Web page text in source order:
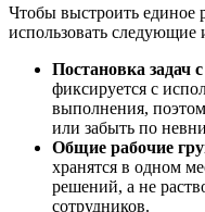
Чтобы выстроить единое
использовать
Постановка задач
фиксируется с
выполнения,
или забыть по
Общие рабочие
хранятся в одном
решений, а не
сотрудников.